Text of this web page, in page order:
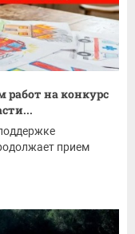
работ на конкурс
прием